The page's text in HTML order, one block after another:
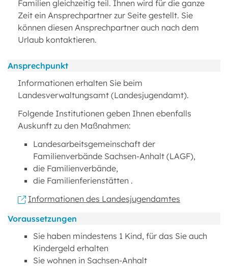
Familien gleichzeitig teil. Ihnen wird für die ganze
Zeit ein Ansprechpartner zur Seite gestellt. Sie
können diesen Ansprechpartner auch nach dem
Urlaub kontaktieren.
Ansprechpunkt
Informationen erhalten Sie beim
Landesverwaltungsamt (Landesjugendamt).
Folgende Institutionen geben Ihnen ebenfalls
Auskunft zu den Maßnahmen:
Landesarbeitsgemeinschaft der
Familienverbände Sachsen-Anhalt (LAGF),
die Familienverbände,
die Familienferienstätten .
Informationen des Landesjugendamtes
Voraussetzungen
Sie haben mindestens 1 Kind, für das Sie auch
Kindergeld erhalten
Sie wohnen in Sachsen-Anhalt